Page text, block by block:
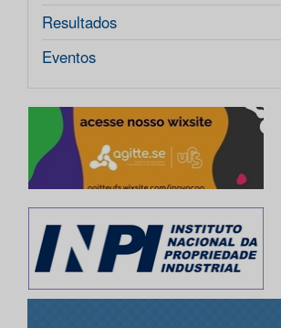
Resultados
Eventos